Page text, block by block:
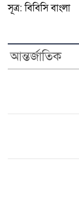
সূত্র: বিবিসি বাংলা
আন্তর্জাতিক